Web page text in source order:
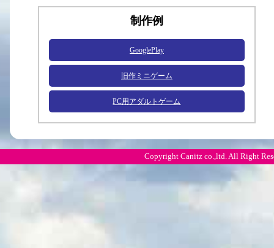
制作例
GooglePlay
旧作ミニゲーム
PC用アダルトゲーム
Copyright Canitz co.,ltd. All Right